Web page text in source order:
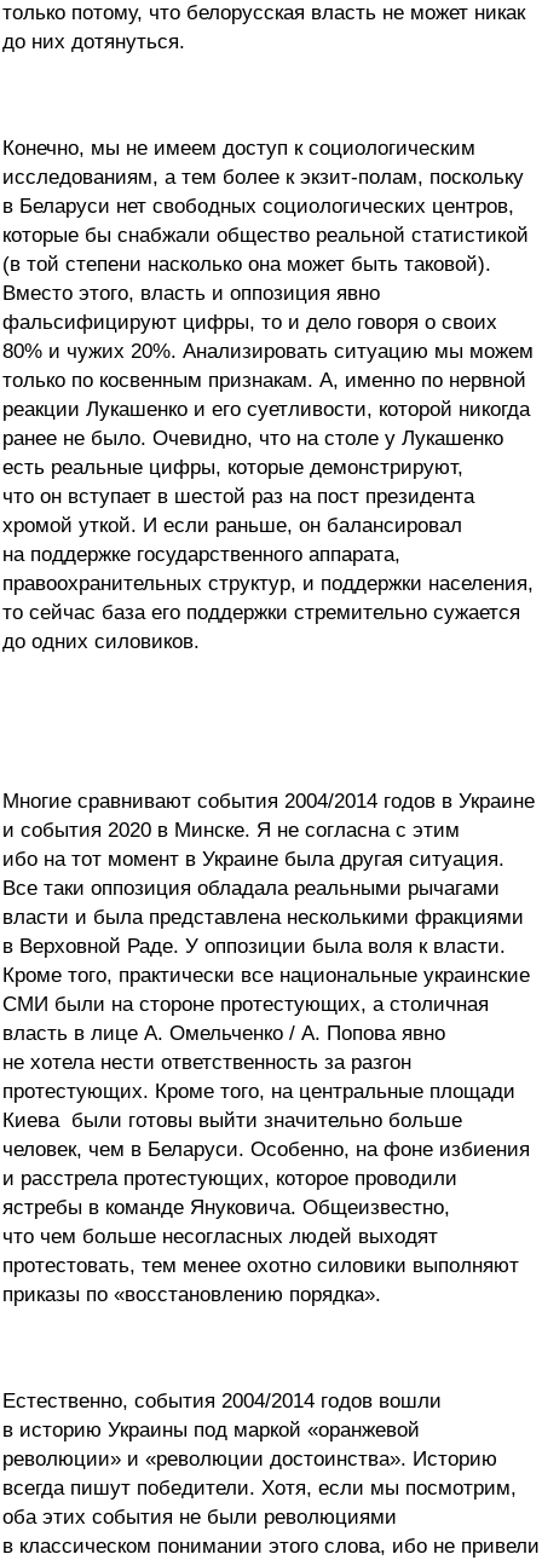
только потому, что белорусская власть не может никак
до них дотянуться.
Конечно, мы не имеем доступ к социологическим
исследованиям, а тем более к экзит-полам, поскольку
в Беларуси нет свободных социологических центров,
которые бы снабжали общество реальной статистикой
(в той степени насколько она может быть таковой).
Вместо этого, власть и оппозиция явно
фальсифицируют цифры, то и дело говоря о своих
80% и чужих 20%. Анализировать ситуацию мы можем
только по косвенным признакам. А, именно по нервной
реакции Лукашенко и его суетливости, которой никогда
ранее не было. Очевидно, что на столе у Лукашенко
есть реальные цифры, которые демонстрируют,
что он вступает в шестой раз на пост президента
хромой уткой. И если раньше, он балансировал
на поддержке государственного аппарата,
правоохранительных структур, и поддержки населения,
то сейчас база его поддержки стремительно сужается
до одних силовиков.
Многие сравнивают события 2004/2014 годов в Украине
и события 2020 в Минске. Я не согласна с этим
ибо на тот момент в Украине была другая ситуация.
Все таки оппозиция обладала реальными рычагами
власти и была представлена несколькими фракциями
в Верховной Раде. У оппозиции была воля к власти.
Кроме того, практически все национальные украинские
СМИ были на стороне протестующих, а столичная
власть в лице А. Омельченко / А. Попова явно
не хотела нести ответственность за разгон
протестующих. Кроме того, на центральные площади
Киева были готовы выйти значительно больше
человек, чем в Беларуси. Особенно, на фоне избиения
и расстрела протестующих, которое проводили
ястребы в команде Януковича. Общеизвестно,
что чем больше несогласных людей выходят
протестовать, тем менее охотно силовики выполняют
приказы по «восстановлению порядка».
Естественно, события 2004/2014 годов вошли
в историю Украины под маркой «оранжевой
революции» и «революции достоинства». Историю
всегда пишут победители. Хотя, если мы посмотрим,
оба этих события не были революциями
в классическом понимании этого слова, ибо не привели